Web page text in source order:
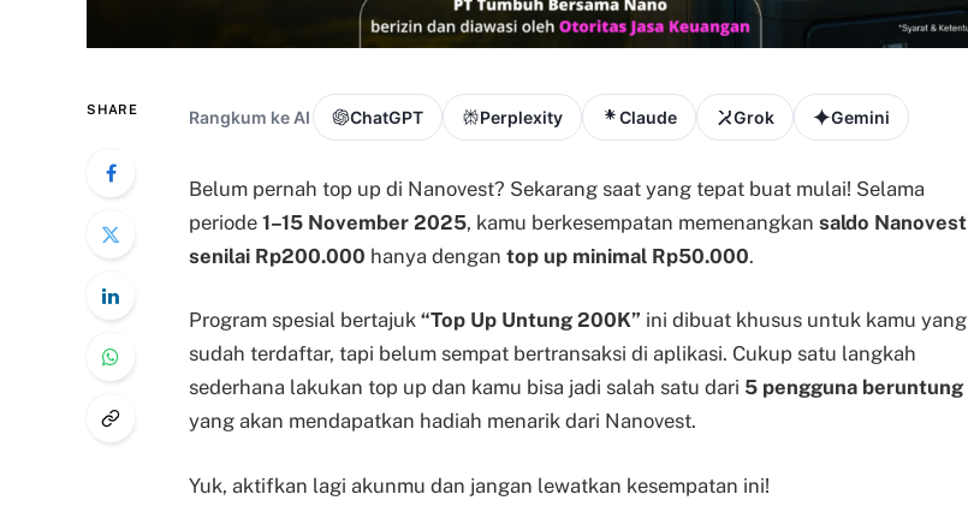
SHARE Rangkum ke AI ChatGPT Perplexity Claude Grok Gemini
Belum pernah top up di Nanovest? Sekarang saat yang tepat buat mulai! Selama
periode 1–15 November 2025, kamu berkesempatan memenangkan saldo Nanovest
senilai Rp200.000 hanya dengan top up minimal Rp50.000.
Program spesial bertajuk “Top Up Untung 200K” ini dibuat khusus untuk kamu yang
sudah terdaftar, tapi belum sempat bertransaksi di aplikasi. Cukup satu langkah
sederhana lakukan top up dan kamu bisa jadi salah satu dari 5 pengguna beruntung
yang akan mendapatkan hadiah menarik dari Nanovest.
Yuk, aktifkan lagi akunmu dan jangan lewatkan kesempatan ini!